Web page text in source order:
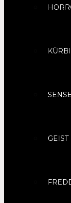
GEIST